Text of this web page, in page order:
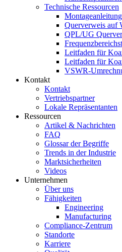
Technische Ressourcen
Montageanleitung
Querverweis auf
QPL/UG
Leitfaden für
Leitfaden für
VSWR-
Kontakt
Kontakt
Vertriebspartner
Lokale Repräsentanten
Ressourcen
Artikel & Nachrichten
FAQ
Glossar der Begriffe
Trends in der Industrie
Marktsicherheiten
Videos
Unternehmen
Über uns
Fähigkeiten
Engineering
Manufacturing
Compliance-Zentrum
Standorte
Karriere